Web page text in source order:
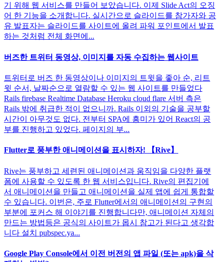
기 위해 웹 서비스를 만들어 보았습니다. 이제 Slide Act의 오징
어 한 기능을 소개합니다. 실시간으로 슬라이드를 참가자와 공
유 발표자는 슬라이드를 사이트에 올려 파워 포인트에서 발표
하는 것처럼 전체 화면에...
버즈한 트위터 동영상, 이미지를 자동 수집하는 웹사이트
트위터로 버즈 한 동영상이나 이미지의 트윗을 좋아 순, 리트
윗 순서, 날짜순으로 열람할 수 있는 웹 사이트를 만들었다
Rails firebase Realtime Database Heroku cloud flare 서버 측은
Rails 밖에 취급한 적이 없으니까. Rails 이외의 기술을 공부할
시간이 아무것도 없다. 전부터 SPA에 흥미가 있어 React의 공
부를 진행하고 있었다. 페이지의 부...
Flutter로 풍부한 애니메이션을 표시하자! 【Rive】
Rive는 풍부하고 세련된 애니메이션과 움직임을 다양한 플랫
폼에 사용할 수 있도록 한 웹 서비스입니다. Rive의 편집기에
서 애니메이션을 만들고 애니메이션을 실제 앱에 쉽게 통합할
수 있습니다. 이번은, 주로 Flutter에서의 애니메이션의 구현의
부분에 포커스 해 이야기를 진행합니다만, 애니메이션 자체의
만드는 방법등은 공식의 사이트가 몹시 참고가 된다고 생각합
니다 설치 pubspec.ya...
Google Play Console에서 이전 버전의 앱 파일 (또는 apk)을 삭